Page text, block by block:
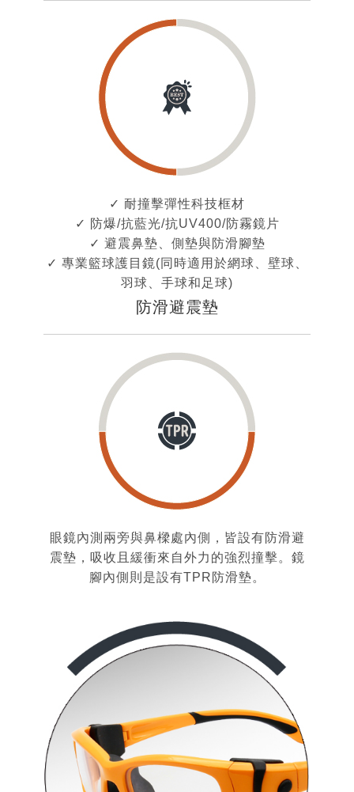
✓ 耐撞擊彈性科技框材
✓ 防爆/抗藍光/抗UV400/防霧鏡片
✓ 避震鼻墊、側墊與防滑腳墊
✓ 專業籃球護目鏡(同時適用於網球、壁球、
羽球、手球和足球)
防滑避震墊
眼鏡內測兩旁與鼻樑處內側，皆設有防滑避
震墊，吸收且緩衝來自外力的強烈撞擊。鏡
腳內側則是設有TPR防滑墊。